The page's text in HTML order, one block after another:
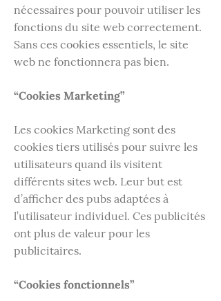
nécessaires pour pouvoir utiliser les
fonctions du site web correctement.
Sans ces cookies essentiels, le site
web ne fonctionnera pas bien.
“Cookies Marketing”
Les cookies Marketing sont des
cookies tiers utilisés pour suivre les
utilisateurs quand ils visitent
différents sites web. Leur but est
d’afficher des pubs adaptées à
l’utilisateur individuel. Ces publicités
ont plus de valeur pour les
publicitaires.
“Cookies fonctionnels”